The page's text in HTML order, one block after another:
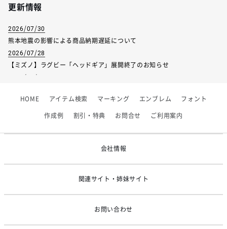
更新情報
2026/07/30
熊本地震の影響による商品納期遅延について
2026/07/28
【ミズノ】ラグビー「ヘッドギア」展開終了のお知らせ
2026/07/01
2026/06/09
【アシックス】一部商品「生地の在庫限り」廃盤のお知らせ
HOME アイテム検索 マーキング エンブレム フォント
作成例 割引・特典 お問合せ ご利用案内
会社情報
関連サイト・姉妹サイト
お問い合わせ